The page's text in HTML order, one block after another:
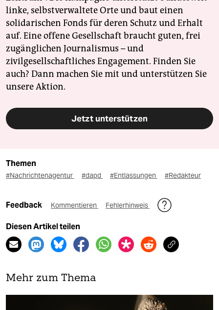
linke, selbstverwaltete Orte und baut einen
solidarischen Fonds für deren Schutz und Erhalt
auf. Eine offene Gesellschaft braucht guten, frei
zugänglichen Journalismus – und
zivilgesellschaftliches Engagement. Finden Sie
auch? Dann machen Sie mit und unterstützen Sie
unsere Aktion.
Jetzt unterstützen
Themen
#Nachrichtenagentur #dapd #Entlassungen #Redakteur
Feedback Kommentieren Fehlerhinweis
Diesen Artikel teilen
Mehr zum Thema